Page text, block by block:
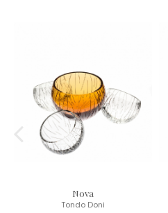
Nova
Tondo Doni